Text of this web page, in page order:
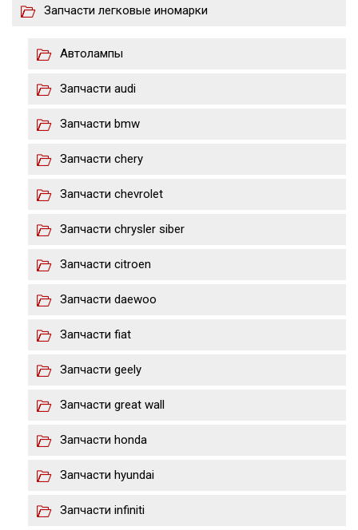
Запчасти легковые иномарки
Автолампы
Запчасти audi
Запчасти bmw
Запчасти chery
Запчасти chevrolet
Запчасти chrysler siber
Запчасти citroen
Запчасти daewoo
Запчасти fiat
Запчасти geely
Запчасти great wall
Запчасти honda
Запчасти hyundai
Запчасти infiniti